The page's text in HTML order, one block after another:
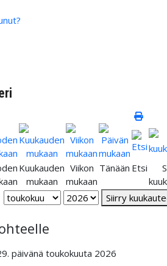
Kuukauden
mukaan
Viikon
mukaan
Tänään Etsi
Siirry
päivänä toukokuuta 2026